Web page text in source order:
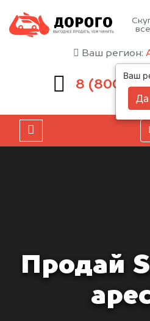
Ваш регион:
8 (800)
Продай
Ваш
Да